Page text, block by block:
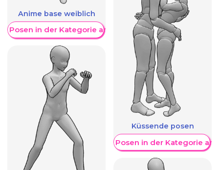
Anime base weiblich
Posen in der Kategorie anzeigen
Küssende posen
Weitere Posen in der Kategorie